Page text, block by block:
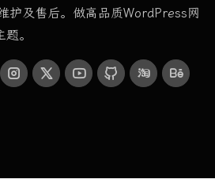
护及售后。做高品质WordPress网
。